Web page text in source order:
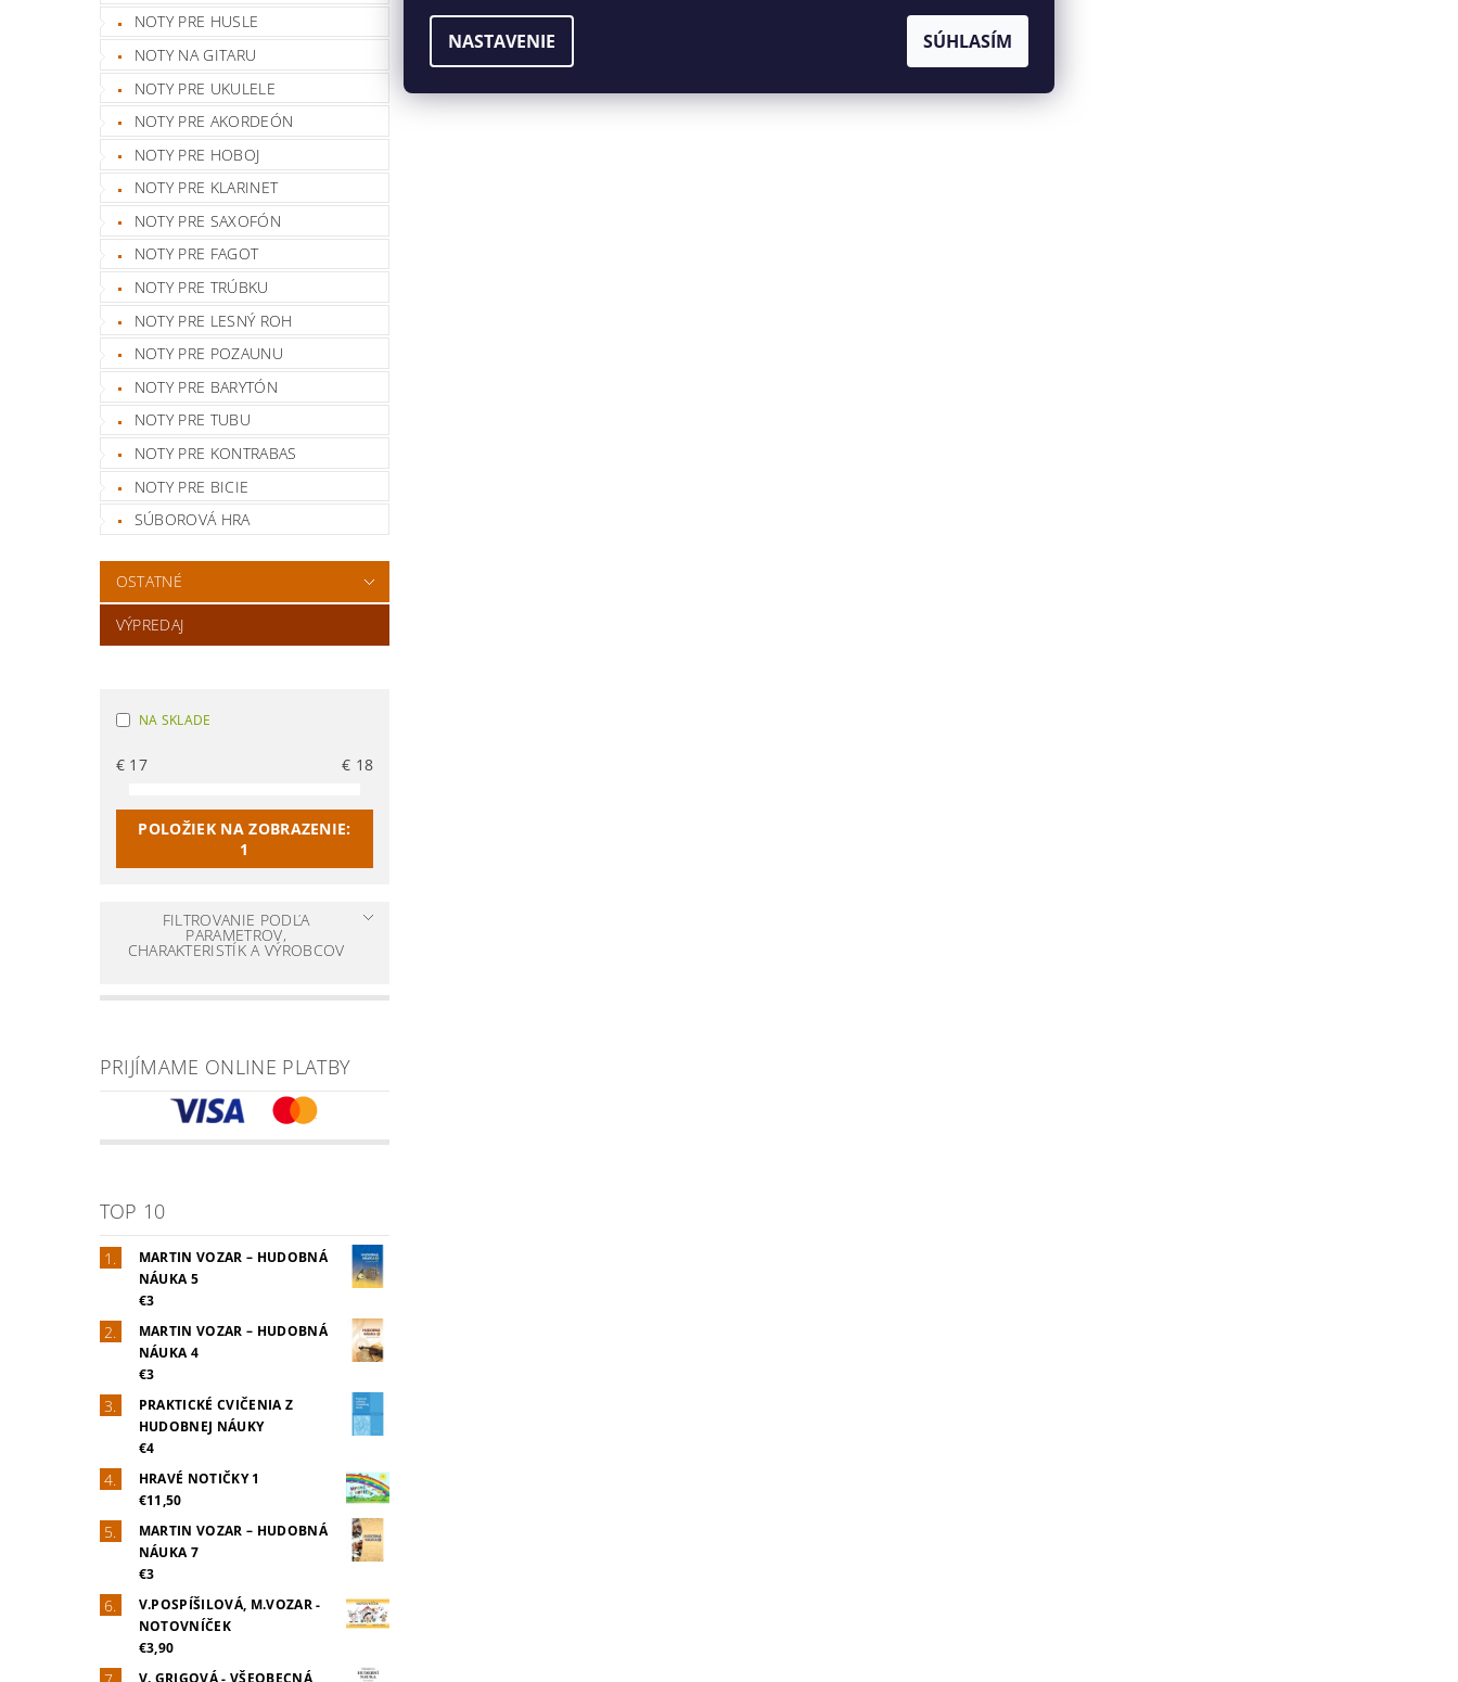
NOTY PRE HUSLE
NOTY NA GITARU
NOTY PRE UKULELE
NOTY PRE AKORDEÓN
NOTY PRE HOBOJ
NOTY PRE KLARINET
NOTY PRE SAXOFÓN
NOTY PRE FAGOT
NOTY PRE TRÚBKU
NOTY PRE LESNÝ ROH
NOTY PRE POZAUNU
NOTY PRE BARYTÓN
NOTY PRE TUBU
NOTY PRE KONTRABAS
NOTY PRE BICIE
SÚBOROVÁ HRA
OSTATNÉ
VÝPREDAJ
NA SKLADE
€ 17 € 18
POLOŽIEK NA ZOBRAZENIE:
1
FILTROVANIE PODĽA
PARAMETROV,
CHARAKTERISTÍK A VÝROBCOV
PRIJÍMAME ONLINE PLATBY
TOP 10
MARTIN VOZAR – HUDOBNÁ
NÁUKA 5
€3
MARTIN VOZAR – HUDOBNÁ
NÁUKA 4
€3
PRAKTICKÉ CVIČENIA Z
HUDOBNEJ NÁUKY
€4
HRAVÉ NOTIČKY 1
€11,50
MARTIN VOZAR – HUDOBNÁ
NÁUKA 7
€3
V.POSPÍŠILOVÁ, M.VOZAR -
NOTOVNÍČEK
€3,90
V. GRIGOVÁ - VŠEOBECNÁ
NASTAVENIE SÚHLASÍM